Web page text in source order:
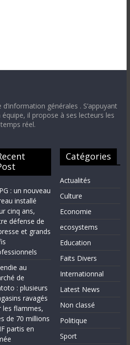
générales . S’appuyant
il propose à ses lecteurs les
réel.
: un nouveau
installé
cinq ans,
défense de
et grands
au
de
: plusieurs
ravagés
les flammes,
de 70 millions
partis en
Catégories
Actualités
Culture
Economie
ecosystems
Education
Faits Divers
Internationnal
Latest News
Non classé
Politique
Sport